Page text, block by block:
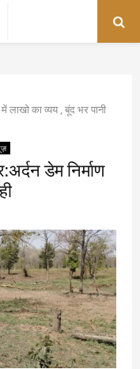
में लाखो का व्यय , बूंद भर पानी
डेम निर्माण